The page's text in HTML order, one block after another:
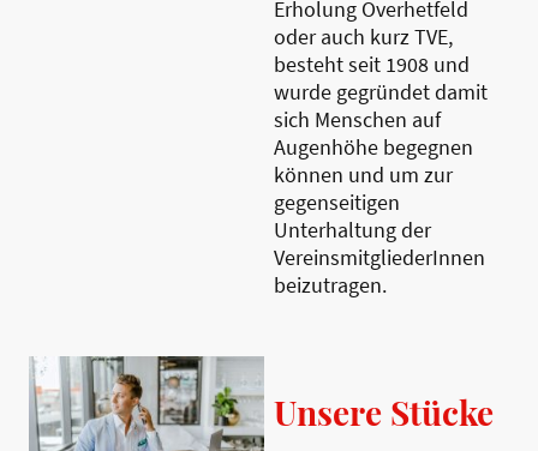
Erholung Overhetfeld
oder auch kurz TVE,
besteht seit 1908 und
wurde gegründet damit
sich Menschen auf
Augenhöhe begegnen
können und um zur
gegenseitigen
Unterhaltung der
VereinsmitgliederInnen
beizutragen.
Unsere Stücke